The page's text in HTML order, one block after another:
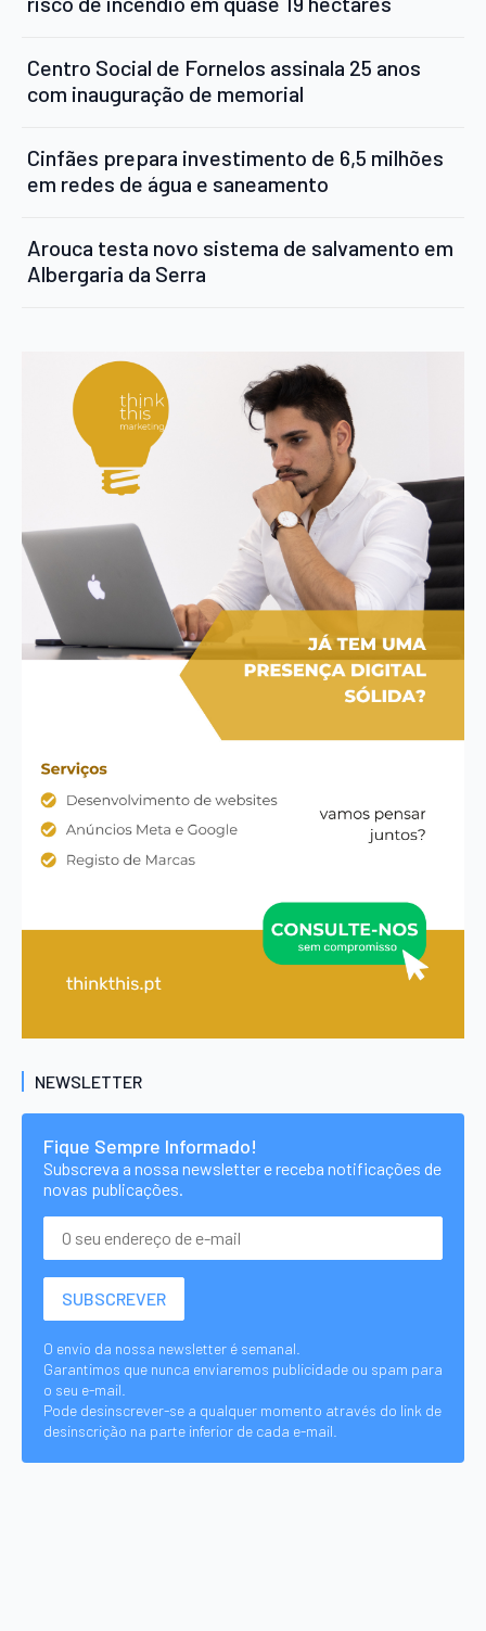
Centro Social de Fornelos assinala 25 anos
com inauguração de memorial
Cinfães prepara investimento de 6,5 milhões
em redes de água e saneamento
Arouca testa novo sistema de salvamento em
Albergaria da Serra
NEWSLETTER
Fique Sempre Informado!
Subscreva a nossa newsletter e receba notificações de
novas publicações.
O envio da nossa newsletter é semanal.
Garantimos que nunca enviaremos publicidade ou spam para
o seu e-mail.
Pode desinscrever-se a qualquer momento através do link de
desinscrição na parte inferior de cada e-mail.